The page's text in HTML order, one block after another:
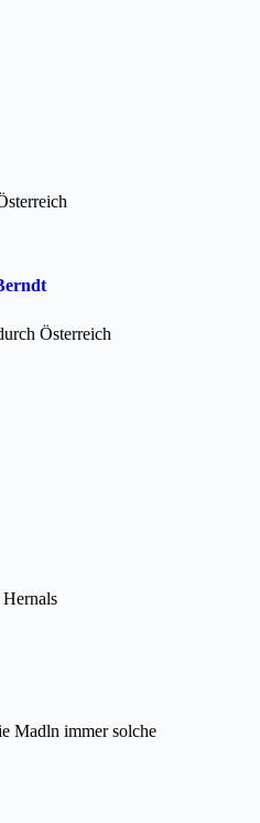
Österreich
Madln immer solche